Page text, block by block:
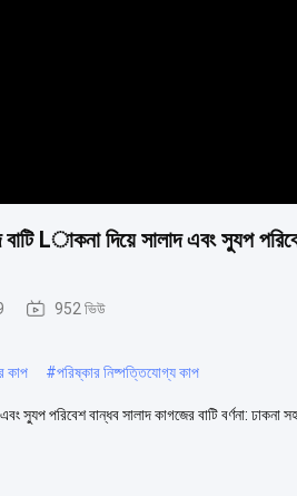
Lাকনা দিয়ে সালাদ এবং স্যুপ
952 ভিউ
কাপ #পরিষ্কার নিষ্পত্তিযোগ্য কাপ
স্যুপ পরিবেশ বান্ধব সালাদ কাগজের বাটি বর্ণনা: